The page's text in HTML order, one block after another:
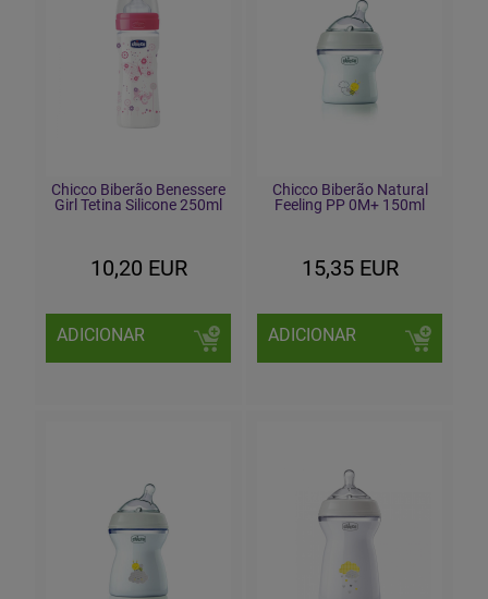
Chicco Biberão Benessere
Girl Tetina Silicone 250ml
10,20 EUR
ADICIONAR
Chicco Biberão Natural
Feeling PP 0M+ 150ml
15,35 EUR
ADICIONAR